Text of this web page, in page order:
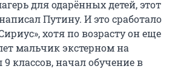
для одарённых детей, этот
Путину. И это сработало
хотя по возрасту он еще
мальчик экстерном на
классов, начал обучение в